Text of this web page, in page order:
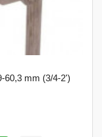
60,3 mm (3/4-2')